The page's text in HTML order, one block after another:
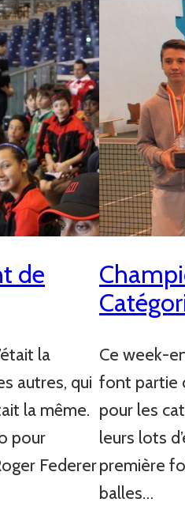
de
la
autres, qui
la même.
pour
Federer
Ce week-
font partie
pour les
leurs lots
première
balles…